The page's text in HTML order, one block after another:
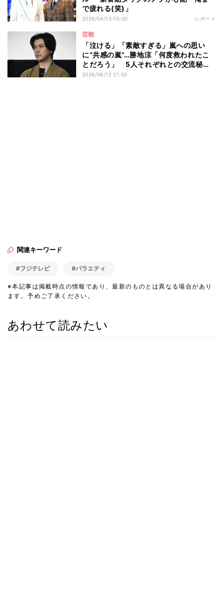
で疲れる(笑)」
2026/04/13 05:00 レポート
芸能
「泣ける」「素敵すぎる」嵐への思い
に“共感の嵐”…勝地涼「何度救われたこ
とだろう」 5人それぞれとの交流秘話
も明かす
2026/06/12 21:00
関連キーワード
#フジテレビ #バラエティ
※本記事は掲載時点の情報であり、最新のものとは異なる場合があり
ます。予めご了承ください。
あわせて読みたい